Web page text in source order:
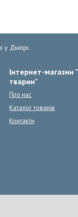
у Дніпрі.
Інтернет-магазин
тварин"
Про нас
Каталог товарів
Контакти